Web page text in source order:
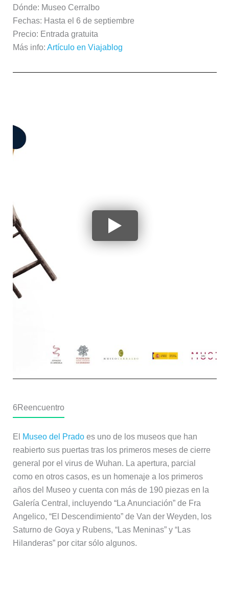
Dónde: Museo Cerralbo
Fechas: Hasta el 6 de septiembre
Precio: Entrada gratuita
Más info: Artículo en Viajablog
6 Reencuentro
El Museo del Pradoes uno de los museos que han
reabierto sus puertas tras los primeros meses de cierre
general por el virus de Wuhan. La apertura, parcial
como en otros casos, es un homenaje a los primeros
años del Museo y cuenta con más de 190 piezas en la
Galería Central, incluyendo “La Anunciación” de Fra
Angelico, “El Descendimiento” de Van der Weyden, los
Saturno de Goya y Rubens, “Las Meninas” y “Las
Hilanderas” por citar sólo algunos.